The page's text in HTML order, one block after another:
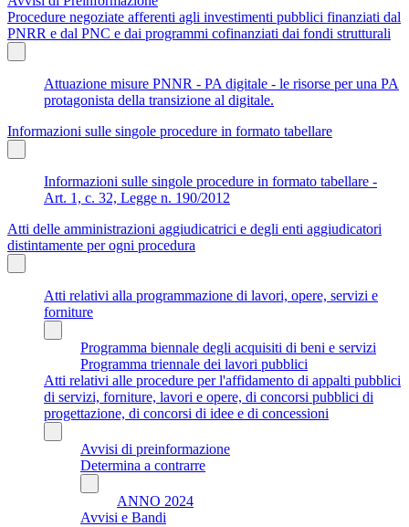
Procedure negoziate afferenti agli investimenti pubblici finanziati dal
PNRR e dal PNC e dai programmi cofinanziati dai fondi strutturali
Attuazione misure PNNR - PA digitale - le risorse per una PA
protagonista della transizione al digitale.
Informazioni sulle singole procedure in formato tabellare
Informazioni sulle singole procedure in formato tabellare -
Art. 1, c. 32, Legge n. 190/2012
Atti delle amministrazioni aggiudicatrici e degli enti aggiudicatori
distintamente per ogni procedura
Atti relativi alla programmazione di lavori, opere, servizi e
forniture
Programma biennale degli acquisiti di beni e servizi
Programma triennale dei lavori pubblici
Atti relativi alle procedure per l'affidamento di appalti pubblici
di servizi, forniture, lavori e opere, di concorsi pubblici di
progettazione, di concorsi di idee e di concessioni
Avvisi di preinformazione
Determina a contrarre
ANNO 2024
Avvisi e Bandi